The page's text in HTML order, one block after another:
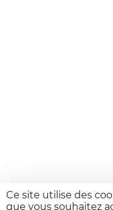
Ce site utilise des
que vous souhaitez